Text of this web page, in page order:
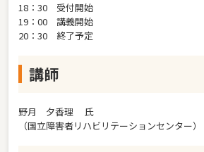
18：30 受付開始
19：00 講義開始
20：30 終了予定
講師
野月 夕香理 氏
（国立障害者リハビリテーションセンター）